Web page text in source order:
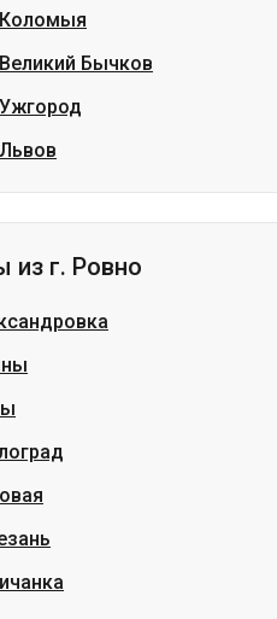
Львов
г. Ровно